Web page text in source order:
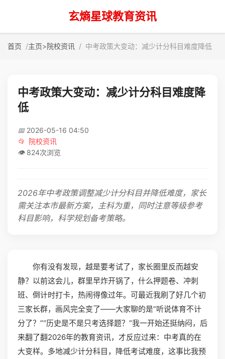
玄熵星球教育资讯
首页 主页>院校资讯 中考政策大变动：减少计分科目难度降低
中考政策大变动：减少计分科目难度降
低
📅 2026-05-16 04:50
📂
院校资讯
👁️ 824次浏览
2026年中考政策调整减少计分科目并降低难度，家长
需关注本市最新方案，主科为重，同时注意等级参考
科目影响，科学规划备考策略。
你有没有发现，越是要考试了，家长圈里反而越安
静？以前这会儿，群里早炸开锅了，什么押题卷、冲刺
班、倒计时打卡，热闹得像过年。可最近我刷了好几个初
三家长群，画风完全变了——大家聊的是“听说体育不计
分了？”“历史是不是只考选择题？”我一开始还挺纳闷，后
来翻了翻2026年的教育资讯，才反应过来：中考真的在
大变样。多地减少计分科目，降低考试难度，这事比我预